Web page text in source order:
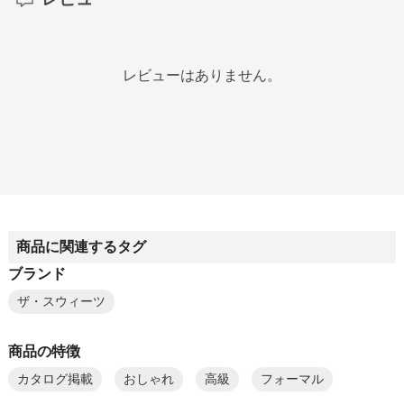
レビューはありません。
商品に関連するタグ
ブランド
ザ・スウィーツ
商品の特徴
カタログ掲載 おしゃれ 高級 フォーマル